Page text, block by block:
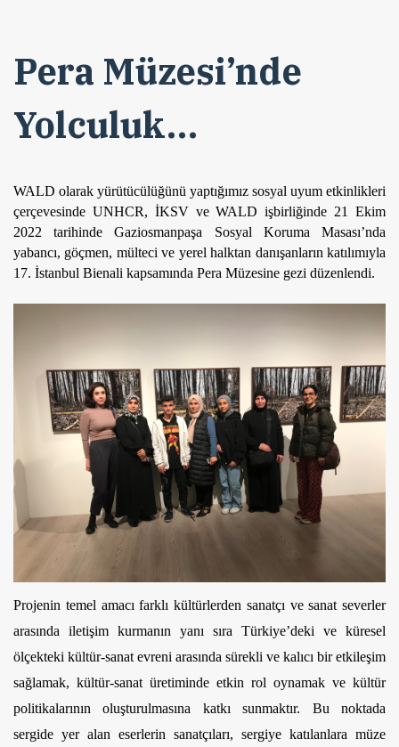
Pera Müzesi’nde
Yolculuk…
WALD olarak yürütücülüğünü yaptığımız sosyal uyum etkinlikleri
çerçevesinde UNHCR, İKSV ve WALD işbirliğinde 21 Ekim
2022 tarihinde Gaziosmanpaşa Sosyal Koruma Masası’nda
yabancı, göçmen, mülteci ve yerel halktan danışanların katılımıyla
17. İstanbul Bienali kapsamında Pera Müzesine gezi düzenlendi.
Projenin temel amacı farklı kültürlerden sanatçı ve sanat severler
arasında iletişim kurmanın yanı sıra Türkiye’deki ve küresel
ölçekteki kültür-sanat evreni arasında sürekli ve kalıcı bir etkileşim
sağlamak, kültür-sanat üretiminde etkin rol oynamak ve kültür
politikalarının oluşturulmasına katkı sunmaktır. Bu noktada
sergide yer alan eserlerin sanatçıları, sergiye katılanlara müze